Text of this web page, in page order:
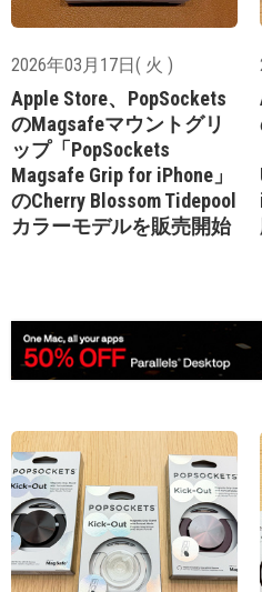
2026年03月17日( 火 )
Apple Store、PopSockets
のMagsafeマウントグリ
ップ「PopSockets
Magsafe Grip for iPhone」
のCherry Blossom Tidepool
カラーモデルを販売開始